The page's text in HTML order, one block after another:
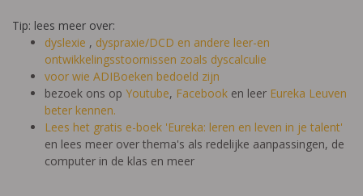
Tip: lees meer over:
dyslexie , dyspraxie/DCD en andere leer-en
ontwikkelingsstoornissen zoals dyscalculie
voor wie ADIBoeken bedoeld zijn
bezoek ons op Youtube, Facebook en leer Eureka Leuven
beter kennen.
Lees het gratis e-boek 'Eureka: leren en leven in je talent'
en lees meer over thema's als redelijke aanpassingen, de
computer in de klas en meer